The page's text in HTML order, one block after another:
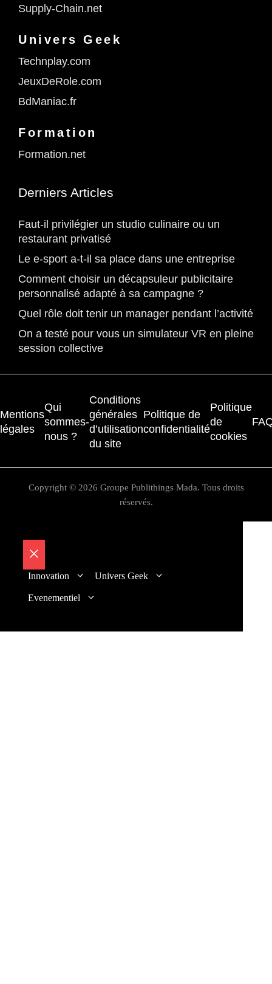
Supply-Chain.net
Univers Geek
Technplay.com
JeuxDeRole.com
BdManiac.fr
Formation
Formation.net
Derniers Articles
Faut-il privilégier un studio culinaire ou un
restaurant privatisé
Le e-sport a-t-il sa place dans une entreprise
Comment choisir un décapsuleur publicitaire
personnalisé adapté à sa campagne ?
Quel rôle doit tenir un manager pendant l’activité
On a testé pour vous un simulateur VR en pleine
session collective
Mentions
légales
Qui
sommes-
nous ?
Conditions
générales
d’utilisation
du site
Politique de
confidentialité
Politique
de
cookies
Copyright © 2026 Groupe Publithings Mada. Tous droits
réservés.
Fermer
Innovation Univers Geek
Evenementiel